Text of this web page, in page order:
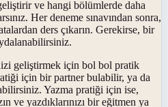
ve hangi bölümlerde daha
Her deneme sınavından sonra,
ders çıkarın. Gerekirse, bir
geliştirmek için bol bol pratik
için bir partner bulabilir, ya da
Yazma pratiği için ise,
ve yazdıklarınızı bir eğitmen ya